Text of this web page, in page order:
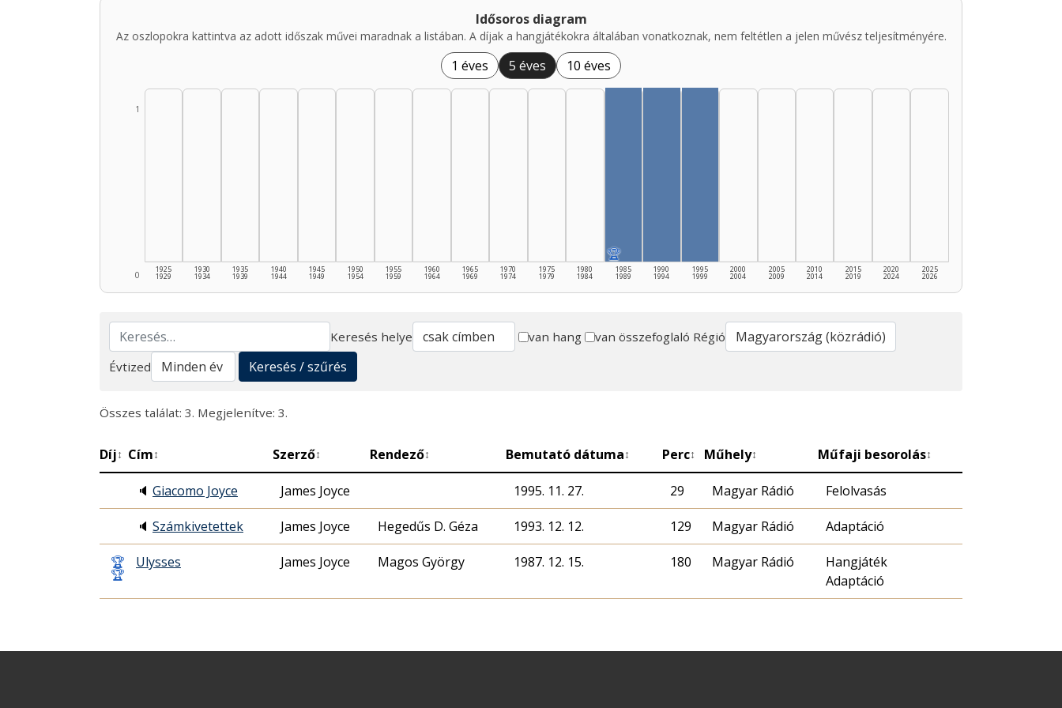
Idősoros diagram
Az oszlopokra kattintva az adott időszak művei maradnak a listában. A díjak a hangjátékokra általában vonatkoznak, nem feltétlen a jelen művész teljesítményére.
1 éves 5 éves 10 éves
0
1
1925
1929
1930
1934
1935
1939
1940
1944
1945
1949
1950
1954
1955
1959
1960
1964
1965
1969
1970
1974
1975
1979
1980
1984
🏆
1985
1989
1990
1994
1995
1999
2000
2004
2005
2009
2010
2014
2015
2019
2020
2024
2025
2026
Keresés
Keresés helye van hang van összefoglaló Régió
Évtized
Keresés / szűrés
Összes találat: 3. Megjelenítve: 3.
Díj↕ Cím↕ Szerző↕ Rendező↕ Bemutató dátuma↕ Perc↕ Műhely↕ Műfaji besorolás↕
🔈 Giacomo Joyce James Joyce 1995. 11. 27. 29 Magyar Rádió Felolvasás
🔈 Számkivetettek James Joyce Hegedűs D. Géza 1993. 12. 12. 129 Magyar Rádió Adaptáció
🏆
🏆
Ulysses James Joyce Magos György 1987. 12. 15. 180 Magyar Rádió
Hangjáték
Adaptáció